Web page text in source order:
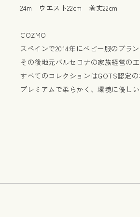
24m ウエスト22cm 着丈22cm
COZMO
スペインで2014年にベビー服のブラ
その後地元バルセロナの家族経営の
すべてのコレクションはGOTS認定
プレミアムで柔らかく、環境に優し